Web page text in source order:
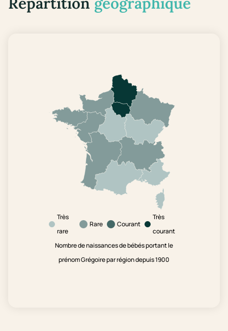
Très
rare
Rare Courant
Très
courant
Nombre de naissances de bébés portant le
prénom Grégoire par région depuis 1900